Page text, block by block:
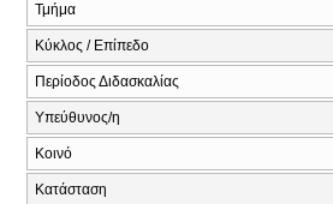
Τμήμα
Κύκλος / Επίπεδο
Περίοδος Διδασκαλίας
Υπεύθυνος/η
Κοινό
Κατάσταση